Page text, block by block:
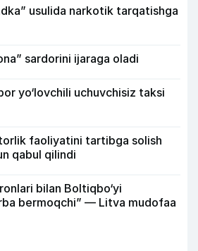
usulida narkotik tarqatishga
sardorini ijaraga oladi
yo‘lovchili uchuvchisiz taksi
faoliyatini tartibga solish
qabul qilindi
bilan Boltiqbo‘yi
bermoqchi” — Litva mudofaa